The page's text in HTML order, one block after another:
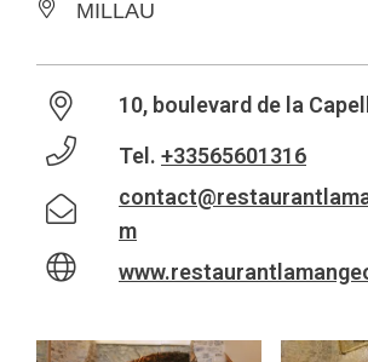
MILLAU
10, boulevard de la
Tel. +33565601316
m